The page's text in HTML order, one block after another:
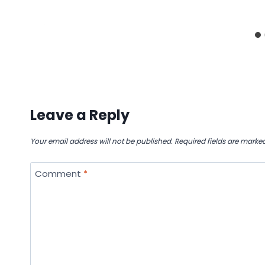
Leave a Reply
Your email address will not be published. Required fields are
Comment *